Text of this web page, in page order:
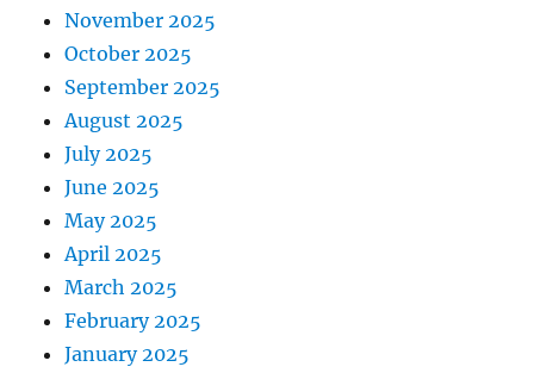
November 2025
October 2025
September 2025
August 2025
July 2025
June 2025
May 2025
April 2025
March 2025
February 2025
January 2025